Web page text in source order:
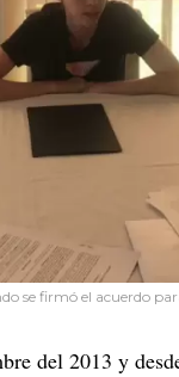
se firmó el acuerdo
del 2013 y